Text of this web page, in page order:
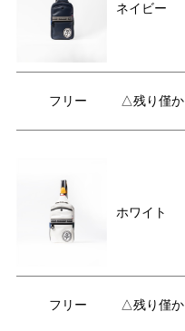
ネイビー
フリー △残り僅か
ホワイト
フリー △残り僅か